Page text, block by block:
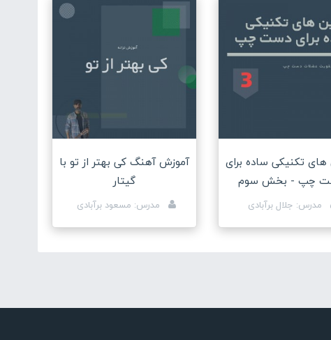
های تکنیکی ساده برای
چپ - بخش سوم
مدرس: جلال برآبادی
آموزش آهنگ کی بهتر از تو با
گیتار
مدرس: مسعود برآبادی